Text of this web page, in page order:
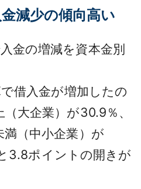
減少の傾向高い
金の増減を資本金別
借入金が増加したの
大企業）が30.9％、
満（中小企業）が
3.8ポイントの開きが